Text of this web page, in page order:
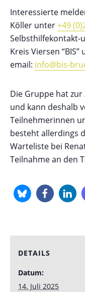
Interessierte
Köller unter+49
Selbsthilfekontakt-
Kreis Viersen “BIS”
email: info@bis-
Die Gruppe hat
und kann deshalb
Teilnehmerinnen
besteht allerdings
Warteliste bei
Teilnahme an den
DETAILS
Datum:
14. Juli 2025